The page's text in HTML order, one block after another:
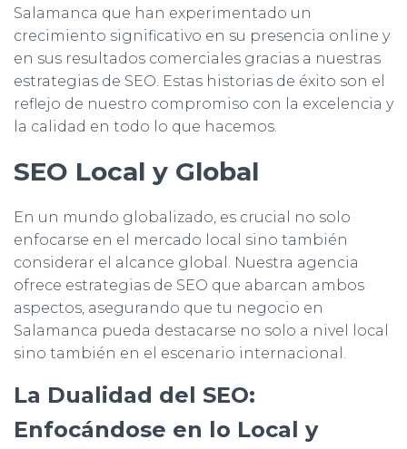
Salamanca que han experimentado un
crecimiento significativo en su presencia online y
en sus resultados comerciales gracias a nuestras
estrategias de SEO. Estas historias de éxito son el
reflejo de nuestro compromiso con la excelencia y
la calidad en todo lo que hacemos.
SEO Local y Global
En un mundo globalizado, es crucial no solo
enfocarse en el mercado local sino también
considerar el alcance global. Nuestra agencia
ofrece estrategias de SEO que abarcan ambos
aspectos, asegurando que tu negocio en
Salamanca pueda destacarse no solo a nivel local
sino también en el escenario internacional.
La Dualidad del SEO:
Enfocándose en lo Local y